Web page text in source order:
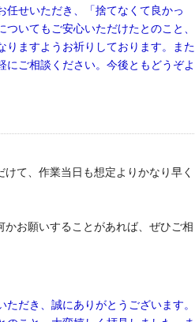
任せいただき、「捨てなくて良かっ
いてもご安心いただけたとのこと、
ますようお祈りしております。また
ご相談ください。今後ともどうぞよ
て、作業当日も想定よりかなり早く
お願いすることがあれば、ぜひご相
だき、誠にありがとうございます。